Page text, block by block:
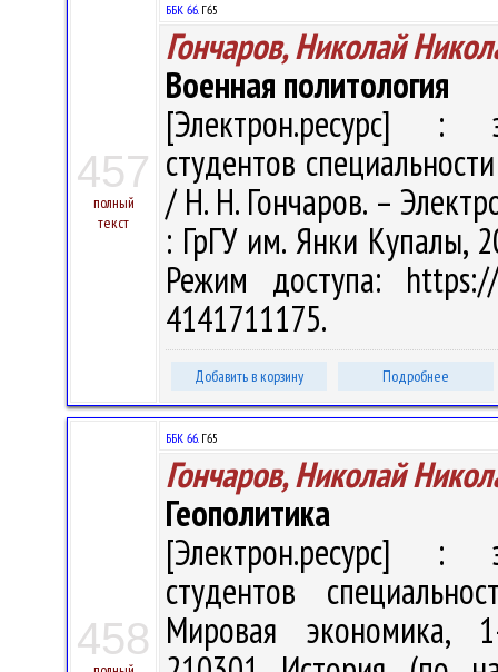
457
полный
текст
ББК 66.Г65
Гончаров, Николай
Военная политология
[Электрон.ресурс] :
студентов
/ Н. Н. Гончаров. –
: ГрГУ им. Янки Купалы,
Режим доступа:
4141711175.
Добавить в корзину Подробнее
458
ББК 66.Г65
Гончаров, Николай
Геополитика
[Электрон.ресурс] :
студентов
Мировая экономика,